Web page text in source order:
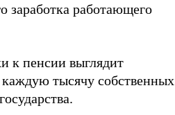
заработка работающего
к пенсии выглядит
тысячу собственных